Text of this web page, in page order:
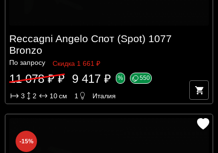
Reccagni Angelo Спот (Spot) 1077
Bronzo
По запросу Скидка 1 661 ₽
11 078 ₽ ₽ 9 417 ₽ % 550
3 2 10см 1 Италия
-15%